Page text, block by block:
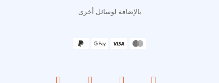
بالإضافة لوسائل أخرى